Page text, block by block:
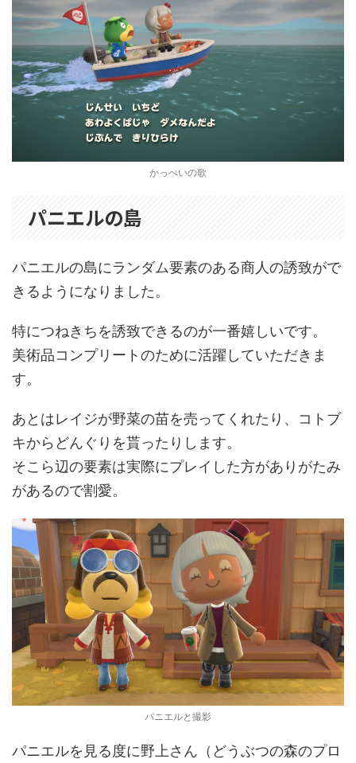
かっぺいの歌
パニエルの島
パニエルの島にランダム要素のある商人の誘致がで
きるようになりました。
特につねきちを誘致できるのが一番嬉しいです。
美術品コンプリートのために活躍していただきま
す。
あとはレイジが野菜の苗を売ってくれたり、コトブ
キからどんぐりを貰ったりします。
そこら辺の要素は実際にプレイした方がありがたみ
があるので割愛。
パニエルと撮影
パニエルを見る度に野上さん（どうぶつの森のプロ